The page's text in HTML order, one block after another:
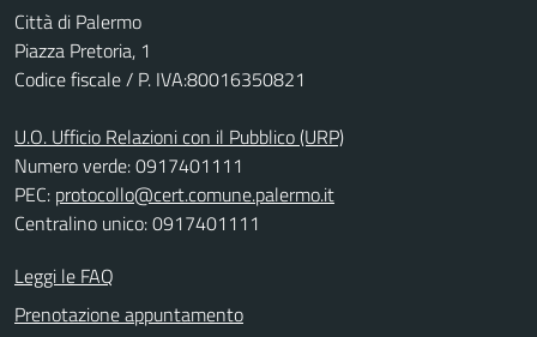
Città di Palermo
Piazza Pretoria, 1
Codice fiscale / P. IVA:80016350821
U.O. Ufficio Relazioni con il Pubblico (URP)
Numero verde: 0917401111
PEC: protocollo@cert.comune.palermo.it
Centralino unico: 0917401111
Leggi le FAQ
Prenotazione appuntamento